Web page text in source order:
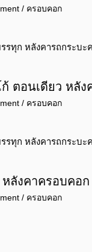
/ ครอบคอก
ตอนเดียว หลัง
/ ครอบคอก
ลังคาครอบคอ
/ ครอบคอก